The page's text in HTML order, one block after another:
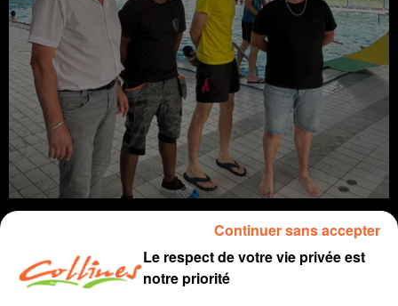
info
Le respect de votre vie privée est
notre priorité
Continuer sans accepter